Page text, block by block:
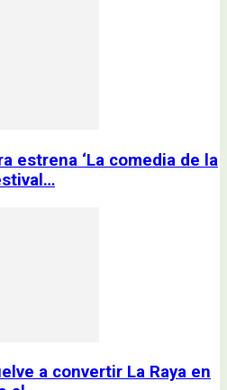
estrena ‘La comedia de la
a convertir La Raya en